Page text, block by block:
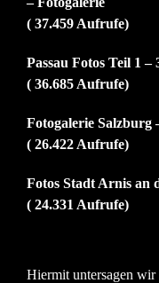
( 37.459 Aufrufe)
Passau Fotos Teil 1 –
( 36.685 Aufrufe)
Fotogalerie Salzburg
( 26.422 Aufrufe)
Fotos Stadt Arnis an
( 24.331 Aufrufe)
Hiermit untersagen wir